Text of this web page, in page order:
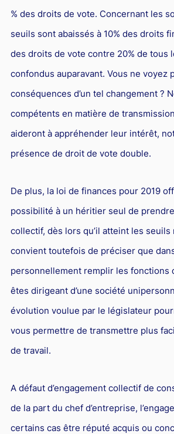
% des droits de vote. Concernant les
seuils sont abaissés à 10% des droits
des droits de vote contre 20% de tous
confondus auparavant. Vous ne voyez
conséquences d’un tel changement ?
compétents en matière de
aideront à appréhender leur intérêt,
présence de droit de vote double.
De plus, la loi de finances pour 2019
possibilité à un héritier seul de
collectif, dès lors qu’il atteint les seuils
convient toutefois de préciser que
personnellement remplir les fonctions
êtes dirigeant d’une société
évolution voulue par le législateur
vous permettre de transmettre plus
de travail.
A défaut d’engagement collectif de
de la part du chef d’entreprise,
certains cas être réputé acquis ou